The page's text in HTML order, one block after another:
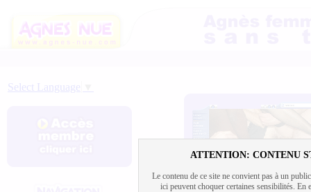
ATTENTION: CONTENU
Le contenu de ce site ne convient pas à un
ici peuvent choquer certaines sensibilités. En
Select Language